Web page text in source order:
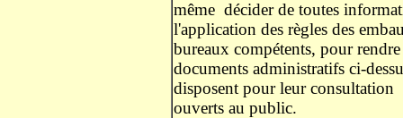
même décider de toutes
l'application des règles des
bureaux compétents, pour
documents administratifs ci-
disposent pour leur consultation
ouverts au public.